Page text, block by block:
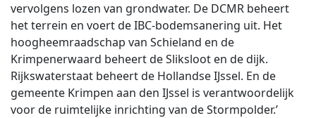
vervolgens lozen van grondwater. De DCMR beheert
het terrein en voert de IBC-bodemsanering uit. Het
hoogheemraadschap van Schieland en de
Krimpenerwaard beheert de Sliksloot en de dijk.
Rijkswaterstaat beheert de Hollandse IJssel. En de
gemeente Krimpen aan den IJssel is verantwoordelijk
voor de ruimtelijke inrichting van de Stormpolder.’